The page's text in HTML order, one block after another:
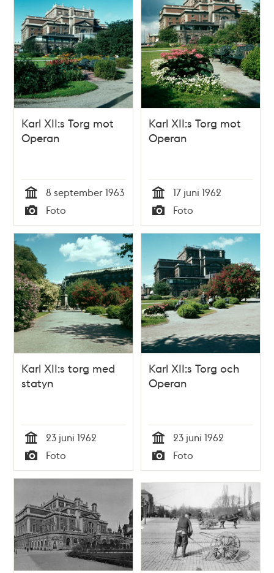
Karl XII:s Torg mot
Operan
Tid
8 september 1963
Typ
Foto
Karl XII:s Torg mot
Operan
Tid
17 juni 1962
Typ
Foto
Karl XII:s torg med
statyn
Tid
23 juni 1962
Typ
Foto
Karl XII:s Torg och
Operan
Tid
23 juni 1962
Typ
Foto